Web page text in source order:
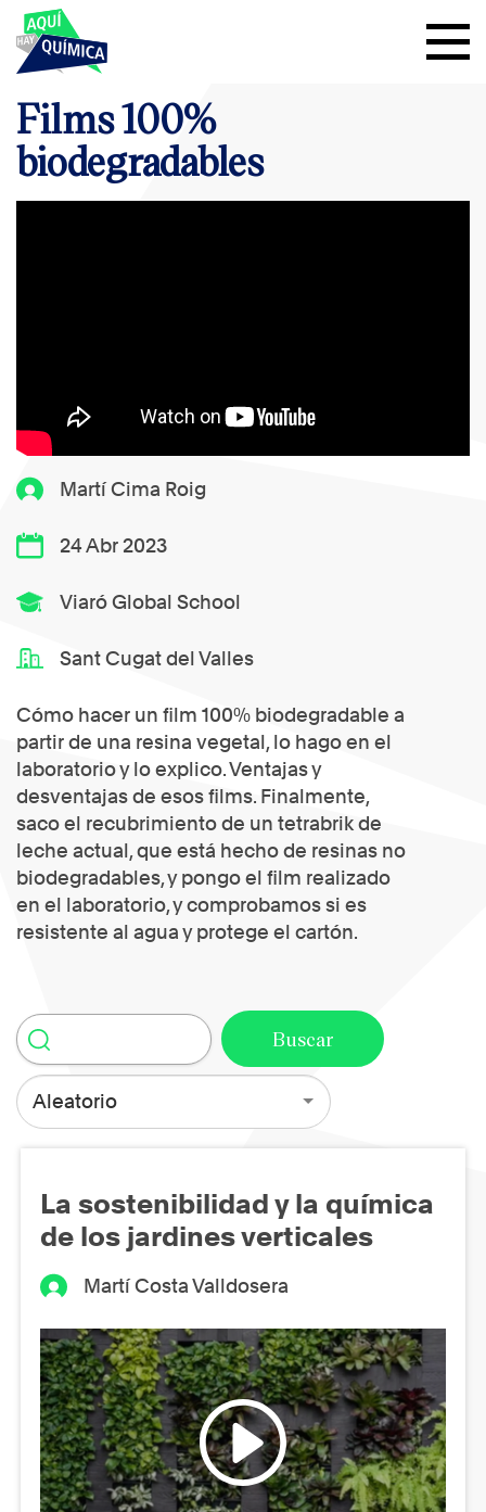
Martí Cima Roig
24 Abr 2023
Viaró Global School
Sant Cugat del Valles
Cómo hacer un film 100% biodegradable a
partir de una resina vegetal, lo hago en el
laboratorio y lo explico. Ventajas y
desventajas de esos films. Finalmente,
saco el recubrimiento de un tetrabrik de
leche actual, que está hecho de resinas no
biodegradables, y pongo el film realizado
en el laboratorio, y comprobamos si es
resistente al agua y protege el cartón.
Films 100%
biodegradables
Aleatorio
La sostenibilidad y la química
de los jardines verticales
Martí Costa Valldosera